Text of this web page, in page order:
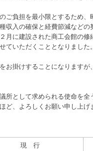
ご負担を最小限とするため
収入の確保と経費節減など
月に建設された商工会館の
ていただくこととなりました。
お掛けすることになります
所として求められる使命を
ど、よろしくお願い申し上げ
現 行